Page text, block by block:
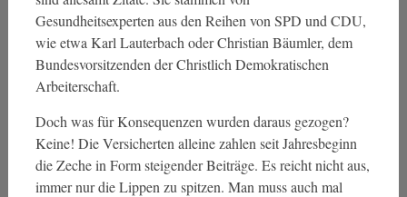
Gesundheitsexperten aus den Reihen von SPD und CDU,
wie etwa Karl Lauterbach oder Christian Bäumler, dem
Bundesvorsitzenden der Christlich Demokratischen
Arbeiterschaft.
Doch was für Konsequenzen wurden daraus gezogen?
Keine! Die Versicherten alleine zahlen seit Jahresbeginn
die Zeche in Form steigender Beiträge. Es reicht nicht aus,
immer nur die Lippen zu spitzen. Man muss auch mal